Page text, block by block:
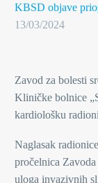
KBSD objave
13/03/2024
Zavod za bolesti
Kliničke bolnice
kardiološku
Naglasak
pročelnica
uloga invazivnih